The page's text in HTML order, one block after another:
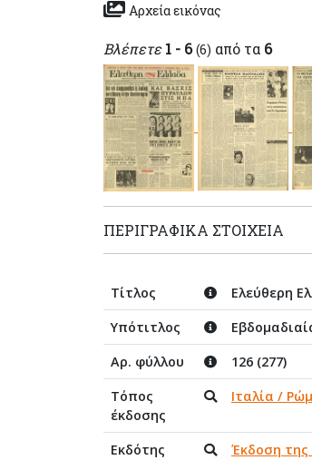
Αρχεία εικόνας
Βλέπετε 1 - 6 (6) από τα 6
ΠΕΡΙΓΡΑΦΙΚΆ ΣΤΟΙΧΕΊΑ
Τίτλος
Ελεύθερη
Υπότιτλος
Αρ. φύλλου
126 (277)
Τόπος
έκδοσης
Ιταλία /
Εκδότης
Έκδοση της